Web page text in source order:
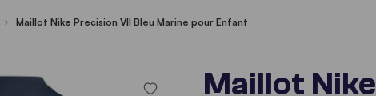
Maillot Nike Precision VII Bleu Marine pour Enfant
Maillot Nike